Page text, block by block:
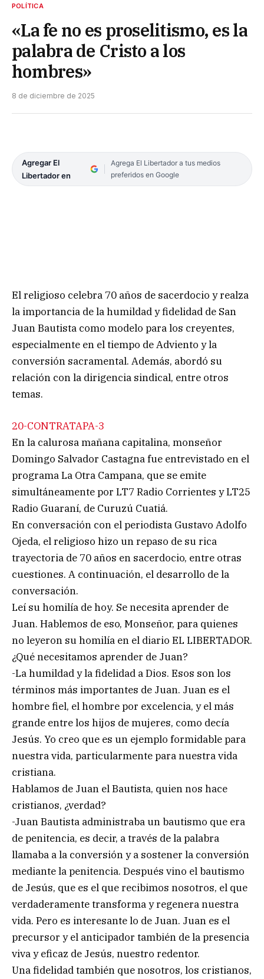
POLÍTICA
«La fe no es proselitismo, es la
palabra de Cristo a los
hombres»
8 de diciembre de 2025
Agregar El
Libertador en
Agrega El Libertador a tus medios
preferidos en Google
El religioso celebra 70 años de sacerdocio y realza
la importancia de la humildad y fidelidad de San
Juan Bautista como modelo para los creyentes,
especialmente en el tiempo de Adviento y la
conversión sacramental. Además, abordó su
relación con la dirigencia sindical, entre otros
temas.
20-CONTRATAPA-3
En la calurosa mañana capitalina, monseñor
Domingo Salvador Castagna fue entrevistado en el
programa La Otra Campana, que se emite
simultáneamente por LT7 Radio Corrientes y LT25
Radio Guaraní, de Curuzú Cuatiá.
En conversación con el periodista Gustavo Adolfo
Ojeda, el religioso hizo un repaso de su rica
trayectoria de 70 años en sacerdocio, entre otras
cuestiones. A continuación, el desarrollo de la
conversación.
Leí su homilía de hoy. Se necesita aprender de
Juan. Hablemos de eso, Monseñor, para quienes
no leyeron su homilía en el diario EL LIBERTADOR.
¿Qué necesitamos aprender de Juan?
-La humildad y la fidelidad a Dios. Esos son los
términos más importantes de Juan. Juan es el
hombre fiel, el hombre por excelencia, y el más
grande entre los hijos de mujeres, como decía
Jesús. Yo creo que es un ejemplo formidable para
nuestra vida, particularmente para nuestra vida
cristiana.
Hablamos de Juan el Bautista, quien nos hace
cristianos, ¿verdad?
-Juan Bautista administraba un bautismo que era
de penitencia, es decir, a través de la palabra
llamaba a la conversión y a sostener la conversión
mediante la penitencia. Después vino el bautismo
de Jesús, que es el que recibimos nosotros, el que
verdaderamente transforma y regenera nuestra
vida. Pero es interesante lo de Juan. Juan es el
precursor y el anticipador también de la presencia
viva y eficaz de Jesús, nuestro redentor.
Una fidelidad también que nosotros, los cristianos,